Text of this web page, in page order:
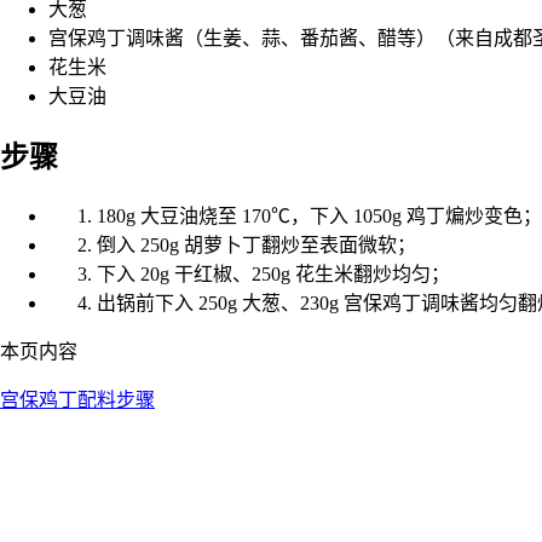
大葱
宫保鸡丁调味酱（生姜、蒜、番茄酱、醋等）（来自成都
花生米
大豆油
步骤
180g 大豆油烧至 170℃，下入 1050g 鸡丁煸炒变色；
倒入 250g 胡萝卜丁翻炒至表面微软；
下入 20g 干红椒、250g 花生米翻炒均匀；
出锅前下入 250g 大葱、230g 宫保鸡丁调味酱均匀翻
本页内容
宫保鸡丁配料步骤